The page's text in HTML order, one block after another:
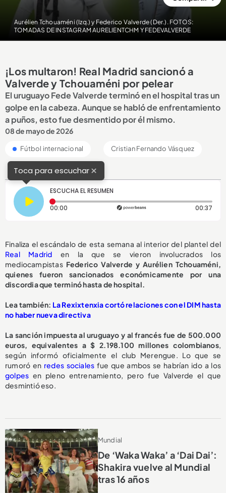
Aurélien Tchouaméni (Izq.) y Federico Valverde (Der.). FOTOS:
TOMADAS DE INSTAGRAM AURELIENTCHM Y FEDEVALVERDE
¡Los multaron! Real Madrid sancionó a
Valverde y Tchouaméni por pelear
El uruguayo Fede Valverde terminó en el hospital tras un
golpe en la cabeza. Aunque se habló de enfrentamiento
a puños, esto fue desmentido por él mismo.
08 de mayo de 2026
Fútbol internacional Cristian Fernando Vásquez
Toca para escuchar×
ESCUCHA EL RESUMEN
00:00 Tiempo transcurrido: 0 segundos 00:37
Finaliza el escándalo de esta semana al interior del plantel del
Real Madrid en la que se vieron involucrados los
mediocampistas Federico Valverde y Aurélien Tchouaméni,
quienes fueron sancionados económicamente por una
discordia que terminó hasta de hospital.
Lea también: La Rexixtenxia cortó relaciones con el DIM hasta
no haber nueva directiva
La sanción impuesta al uruguayo y al francés fue de 500.000
euros, equivalentes a $ 2.198.100 millones colombianos,
según informó oficialmente el club Merengue. Lo que se
rumoró en redes sociales fue que ambos se habrían ido a los
golpes en pleno entrenamiento, pero fue Valverde el que
desmintió eso.
Mundial
De ‘Waka Waka’ a ‘Dai Dai’:
Shakira vuelve al Mundial
tras 16 años